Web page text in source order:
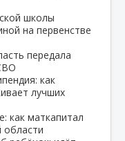
школы
на первенстве
передала
как
лучших
как маткапитал
области